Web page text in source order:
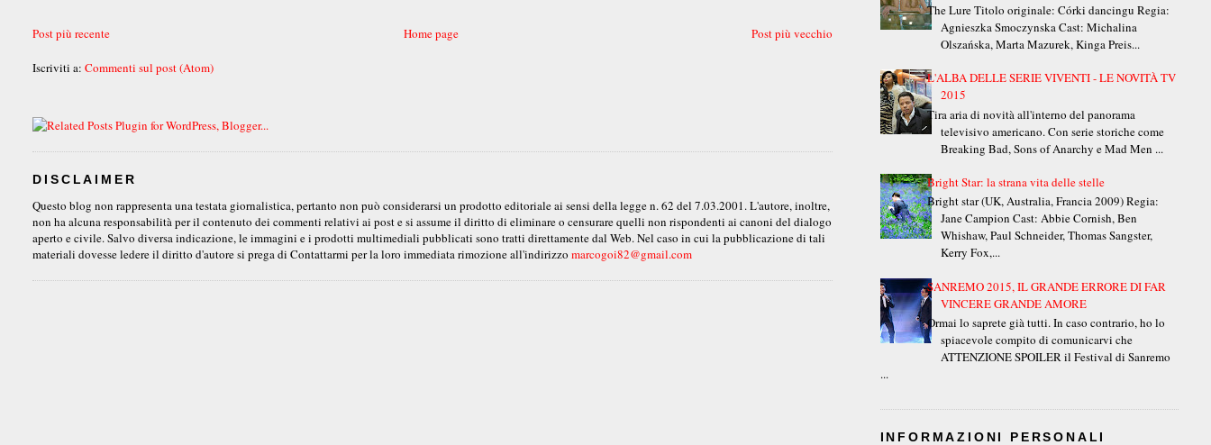
Post più recente Post più vecchio
Home page
Iscriviti a:Commenti sul post (Atom)
DISCLAIMER
Questo blog non rappresenta una testata giornalistica, pertanto non può considerarsi un prodotto editoriale ai sensi della legge n. 62 del 7.03.2001. L'autore, inoltre,
non ha alcuna responsabilità per il contenuto dei commenti relativi ai post e si assume il diritto di eliminare o censurare quelli non rispondenti ai canoni del dialogo
aperto e civile. Salvo diversa indicazione, le immagini e i prodotti multimediali pubblicati sono tratti direttamente dal Web. Nel caso in cui la pubblicazione di tali
materiali dovesse ledere il diritto d'autore si prega di Contattarmi per la loro immediata rimozione all'indirizzomarcogoi82@gmail.com
The Lure Titolo originale: Córki dancingu Regia:
Agnieszka Smoczynska Cast: Michalina
Olszańska, Marta Mazurek, Kinga Preis...
L'ALBA DELLE SERIE VIVENTI - LE NOVITÀ TV
2015
Tira aria di novità all'interno del panorama
televisivo americano. Con serie storiche come
Breaking Bad, Sons of Anarchy e Mad Men ...
Bright Star: la strana vita delle stelle
Bright star (UK, Australia, Francia 2009) Regia:
Jane Campion Cast: Abbie Cornish, Ben
Whishaw, Paul Schneider, Thomas Sangster,
Kerry Fox,...
SANREMO 2015, IL GRANDE ERRORE DI FAR
VINCERE GRANDE AMORE
Ormai lo saprete già tutti. In caso contrario, ho lo
spiacevole compito di comunicarvi che
ATTENZIONE SPOILER il Festival di Sanremo
...
INFORMAZIONI PERSONALI